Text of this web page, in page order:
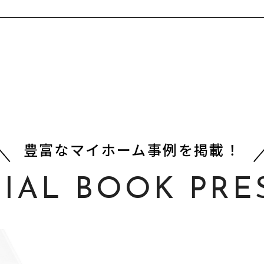
豊富なマイホーム事例を掲載！
BOOK